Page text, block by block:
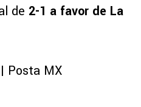
de 2-1 a favor de La